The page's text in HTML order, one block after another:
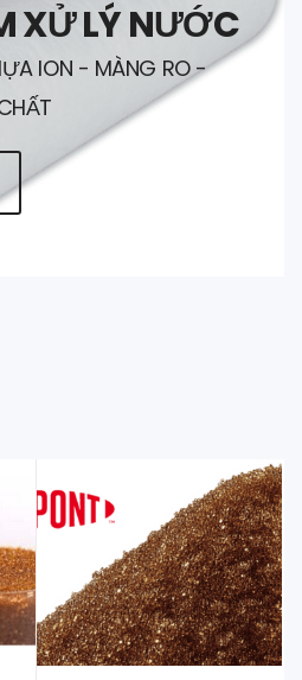
XỬ LÝ NƯỚC
ION - MÀNG RO -